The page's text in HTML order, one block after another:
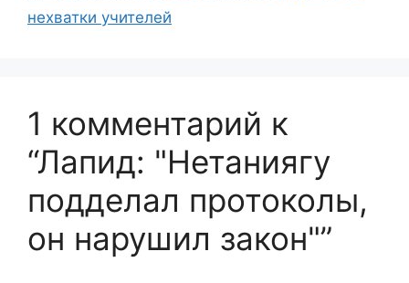
нехватки учителей
1 комментарий к
“Лапид: "Нетаниягу
подделал протоколы,
он нарушил закон"”